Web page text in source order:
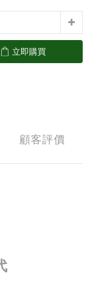
立即購買
顧客評價